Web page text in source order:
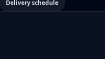
Delivery schedule